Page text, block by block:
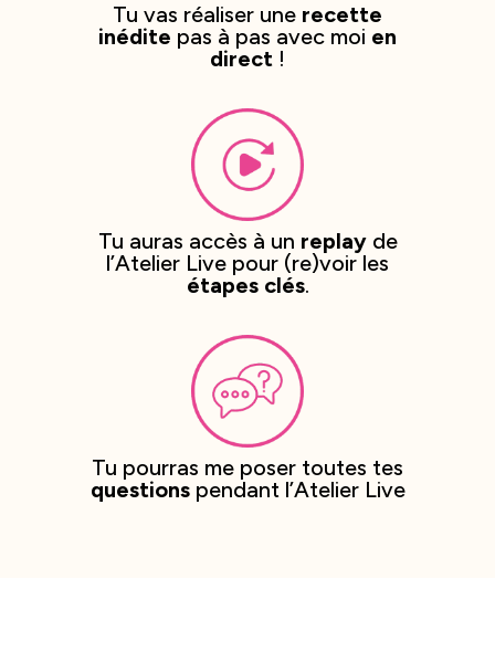
Tu vas réaliser une recette
inédite pas à pas avec moi en
direct !
Tu auras accès à un replay de
l’Atelier Live pour (re)voir les
étapes clés.
Tu pourras me poser toutes tes
questionspendant l’Atelier Live